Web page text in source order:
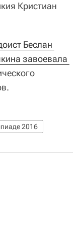
Кристиан
Беслан
завоевала
2016